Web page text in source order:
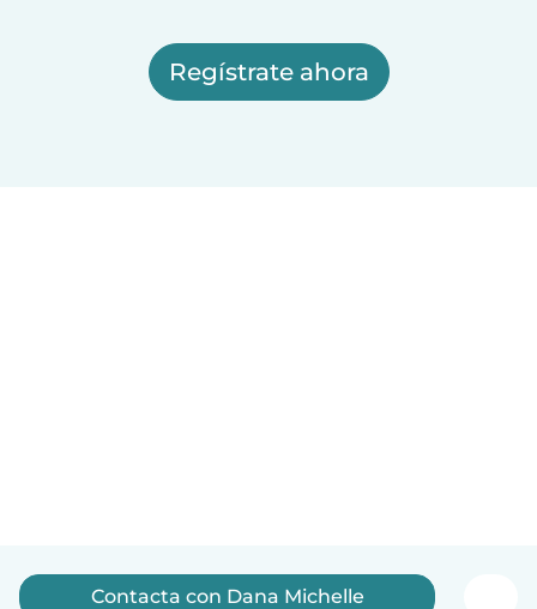
Regístrate ahora
Contacta con Dana Michelle